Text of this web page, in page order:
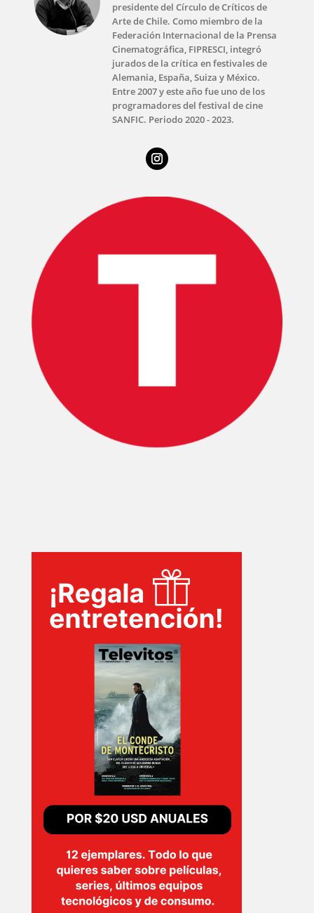
presidente del Círculo de Críticos de
Arte de Chile. Como miembro de la
Federación Internacional de la Prensa
Cinematográfica, FIPRESCI, integró
jurados de la crítica en festivales de
Alemania, España, Suiza y México.
Entre 2007 y este año fue uno de los
programadores del festival de cine
SANFIC. Periodo 2020 - 2023.